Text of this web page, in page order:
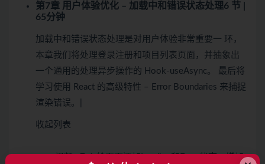
第7章 用户体验优化 – 加载中和错误状态处理6 节 |
65分钟
加载中和错误状态处理是对用户体验非常重要一 环，
本章我们将处理登录注册和项目列表页面，并抽象出
一个通用的处理异步操作的 Hook-useAsync。 最后将
学习使用 React 的高级特性 – Error Boundaries 来捕捉
渲染错误。|
收起列表
视频：7-1 给页面添加Loading和Error状态，增加